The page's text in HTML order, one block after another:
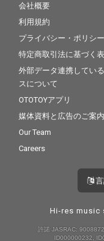
会社概要
利用規約
プライバシー・ポリシー
特定商取引法に基づく
外部データ連携してい
スについて
OTOTOYアプリ
媒体資料と広告のご案内
Our Team
Careers
言
Hi-res music
許諾 JASRAC:
ID000000232,